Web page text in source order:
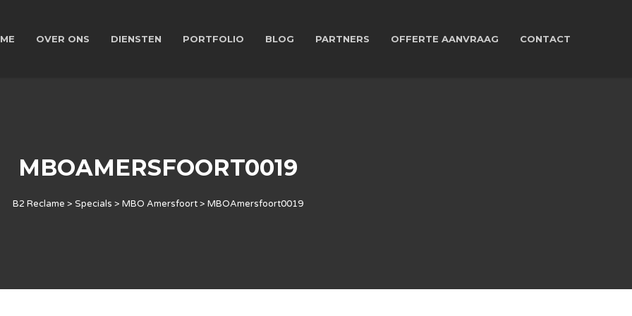
OVER ONS DIENSTEN PORTFOLIO BLOG PARTNERS OFFERTE AANVRAAG CONTACT
MBOAMERSFOORT0019
B2 Reclame > Specials > MBO Amersfoort> MBOAmersfoort0019